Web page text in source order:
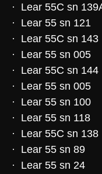
· Lear 55C sn
· Lear 55 sn 121
· Lear 55C sn 143
· Lear 55 sn 005
· Lear 55C sn 144
· Lear 55 sn 005
· Lear 55 sn 100
· Lear 55 sn 118
· Lear 55C sn 138
· Lear 55 sn 89
· Lear 55 sn 24